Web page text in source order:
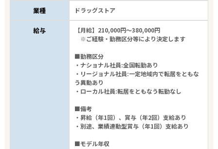
業種 ドラッグストア
給与
【月給】210,000円～380,000円
※ご経験・勤務区分等により決定します
■勤務区分
・ナショナル社員:全国転勤あり
・リージョナル社員:一定地域内で転居をともな
う異動あり
・ローカル社員:転居をともなう転勤なし
■備考
・昇給（年1回）、賞与（年2回）支給あり
・別途、業績連動型賞与（年1回）支給あり
■モデル年収